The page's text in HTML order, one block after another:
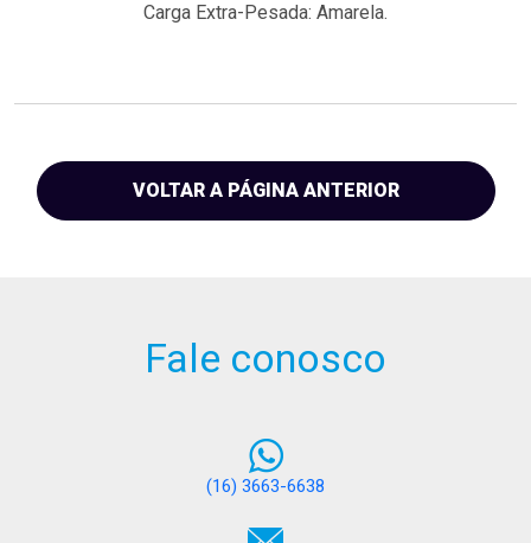
Carga Extra-Pesada: Amarela.
VOLTAR A PÁGINA ANTERIOR
Fale conosco
(16) 3663-6638